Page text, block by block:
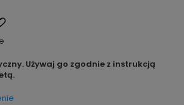
Używaj go zgodnie z instrukcją